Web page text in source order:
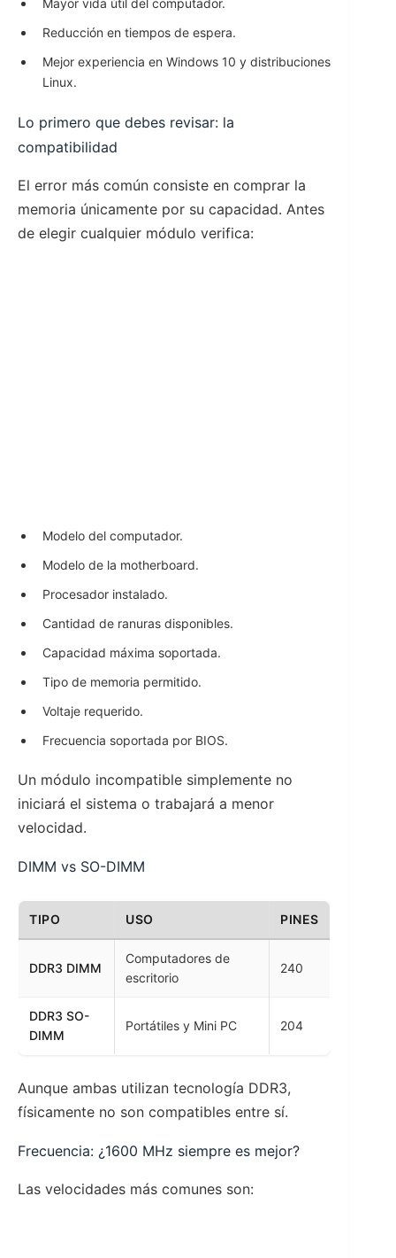
Mayor vida útil del computador.
Reducción en tiempos de espera.
Mejor experiencia en Windows 10 y distribuciones
Linux.
Lo primero que debes revisar: la
compatibilidad
El error más común consiste en comprar la
memoria únicamente por su capacidad. Antes
de elegir cualquier módulo verifica:
Modelo del computador.
Modelo de la motherboard.
Procesador instalado.
Cantidad de ranuras disponibles.
Capacidad máxima soportada.
Tipo de memoria permitido.
Voltaje requerido.
Frecuencia soportada por BIOS.
Un módulo incompatible simplemente no
iniciará el sistema o trabajará a menor
velocidad.
DIMM vs SO-DIMM
TIPO USO PINES
DDR3 DIMM
Computadores de
escritorio
240
DDR3 SO-
DIMM
Portátiles y Mini PC 204
Aunque ambas utilizan tecnología DDR3,
físicamente no son compatibles entre sí.
Frecuencia: ¿1600 MHz siempre es mejor?
Las velocidades más comunes son: